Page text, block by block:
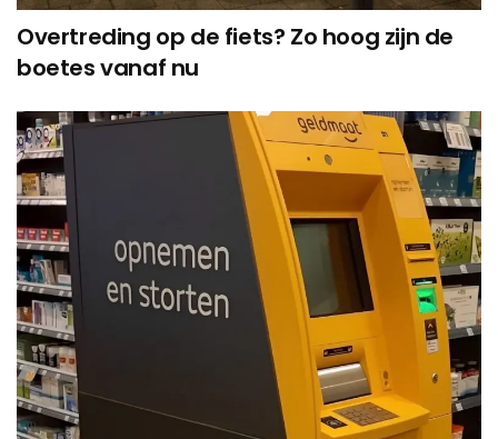
Overtreding op de fiets? Zo hoog zijn de
boetes vanaf nu